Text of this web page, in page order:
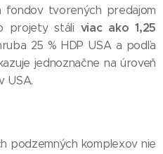
tvorených predajom
projety stáli viac ako 1,25
25 % HDP USA a podľa
jednoznačne na úroveň
USA.
podzemných komplexov nie